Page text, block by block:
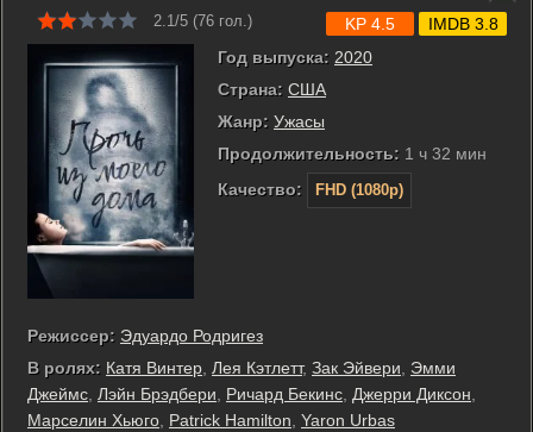
2.1/5 (76 гол.)
Год выпуска: 2020
Страна: США
Жанр: Ужасы
Продолжительность: 1 ч 32 мин
Качество:
FHD (1080p)
KP 4.5 IMDB 3.8
Режиссер: Эдуардо Родригез
В ролях: Катя Винтер, Лея Кэтлетт, Зак Эйвери, Эмми
Джеймс, Лэйн Брэдбери, Ричард Бекинс, Джерри Диксон,
Марселин Хьюго, Patrick Hamilton, Yaron Urbas